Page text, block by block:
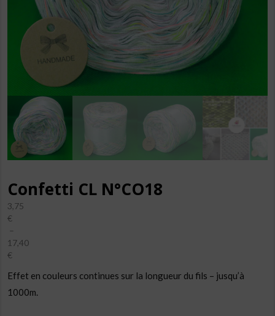
Confetti CL N°CO18
3,75
€
–
17,40
€
de
prix :
Effet en couleurs continues sur la longueur du fils – jusqu’à
1000m.